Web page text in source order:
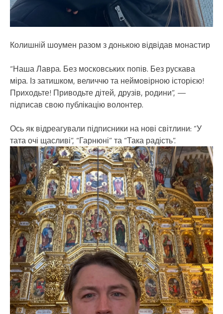
Колишній шоумен разом з донькою відвідав монастир
“Наша Лавра. Без московських попів. Без рускава
міра. Із затишком, величчю та неймовірною історією!
Приходьте! Приводьте дітей, друзів, родини”, —
підписав свою публікацію волонтер.
Ось як відреагували підписники на нові світлини: “У
тата очі щасливі”, “Гарнюні” та “Така радість”.